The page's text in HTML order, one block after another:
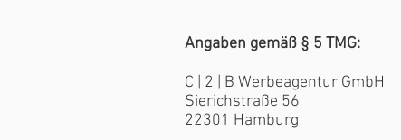
Angaben gemäß § 5 TMG:
C | 2 | B Werbeagentur GmbH
Sierichstraße 56
22301 Hamburg